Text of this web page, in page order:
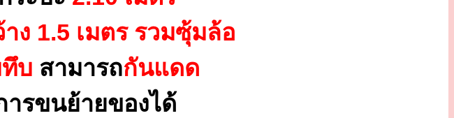
าง 1.5 เมตร รวมซุ้มล้อ
บ สามารถกันแดด
รขนย้ายของได้